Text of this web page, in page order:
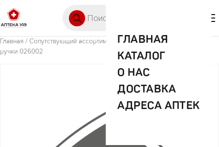
ГЛАВНАЯ
КАТАЛОГ
О НАС
ДОСТАВКА
АДРЕСА АПТЕК
Главная / Сопутствующий ассортимент (прочее)/ Гребень лей без
ручки 026002